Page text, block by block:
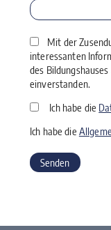
Mit der
interessanten
des
einverstanden.
Ich habe die
Ich habe die